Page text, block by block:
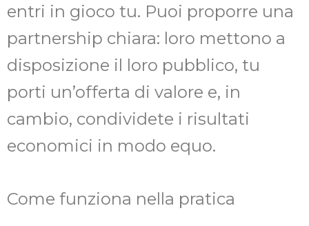
entri in gioco tu. Puoi proporre una
partnership chiara: loro mettono a
disposizione il loro pubblico, tu
porti un’offerta di valore e, in
cambio, condividete i risultati
economici in modo equo.
Come funziona nella pratica